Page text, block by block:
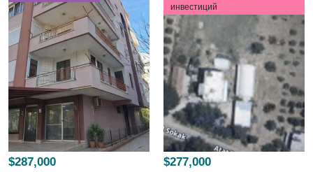
$287,000
инвестиций
$277,000